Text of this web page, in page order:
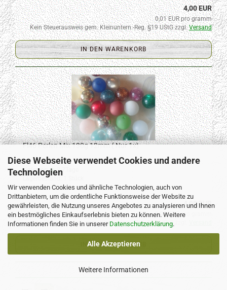
Diese Webseite verwendet Cookies und andere
Technologien
Wir verwenden Cookies und ähnliche Technologien, auch von
Drittanbietern, um die ordentliche Funktionsweise der Website zu
gewährleisten, die Nutzung unseres Angebotes zu analysieren und Ihnen
ein bestmögliches Einkaufserlebnis bieten zu können. Weitere
Informationen finden Sie in unserer Datenschutzerklärung.
Alle Akzeptieren
Weitere Informationen
4,00 EUR
0,01 EUR pro gramm
Kein Steuerausweis gem. Kleinuntern.-Reg. §19 UStG zzgl.Versand
IN DEN WARENKORB
Fl46 Perlen Mix 130g 12mm ( Nur 1x)
Lieferzeit:
3-7Tage
Lagerbestand: 1 Stück
4,00 EUR
0,03 EUR pro gramm
Kein Steuerausweis gem. Kleinuntern.-Reg. §19 UStG zzgl.
IN DEN WARENKORB